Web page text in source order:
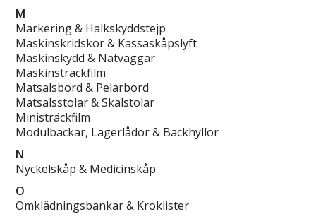
M
Markering & Halkskyddstejp
Maskinskridskor & Kassaskåpslyft
Maskinskydd & Nätväggar
Maskinsträckfilm
Matsalsbord & Pelarbord
Matsalsstolar & Skalstolar
Ministräckfilm
Modulbackar, Lagerlådor & Backhyllor
N
Nyckelskåp & Medicinskåp
O
Omklädningsbänkar & Kroklister